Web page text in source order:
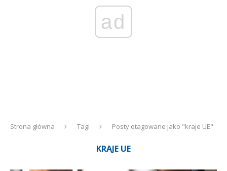
ad
Strona główna Tagi Posty otagowane jako "kraje UE"
KRAJE UE